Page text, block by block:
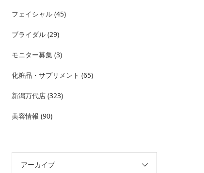
フェイシャル (45)
ブライダル (29)
モニター募集 (3)
化粧品・サプリメント (65)
新潟万代店 (323)
美容情報 (90)
アーカイブ